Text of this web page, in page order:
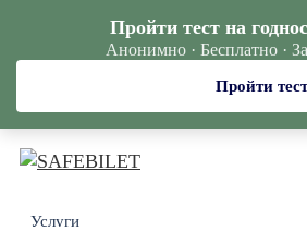
Услуги
Пройти тест на
Анонимно · Бесплатно ·
Пройти тест